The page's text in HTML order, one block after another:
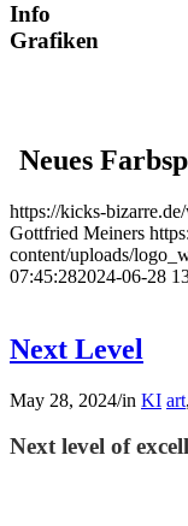
Info
Grafiken
Neues
https://kicks-
Gottfried Meiners
content/uploads/
07:45:282024-06-28
Next Level
May 28, 2024/in KI art,
Next level of